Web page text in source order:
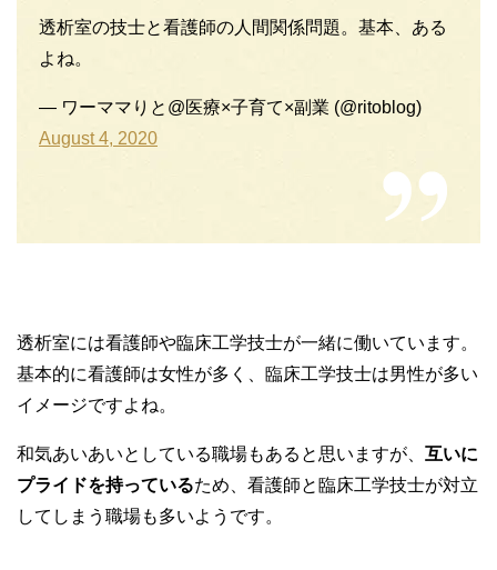
透析室の技士と看護師の人間関係問題。基本、ある
よね。
— ワーママりと@医療×子育て×副業 (@ritoblog)
August 4, 2020
透析室には看護師や臨床工学技士が一緒に働いています。
基本的に看護師は女性が多く、臨床工学技士は男性が多い
イメージですよね。
和気あいあいとしている職場もあると思いますが、 互いに
プライドを持っているため、看護師と臨床工学技士が対立
してしまう職場も多いようです。